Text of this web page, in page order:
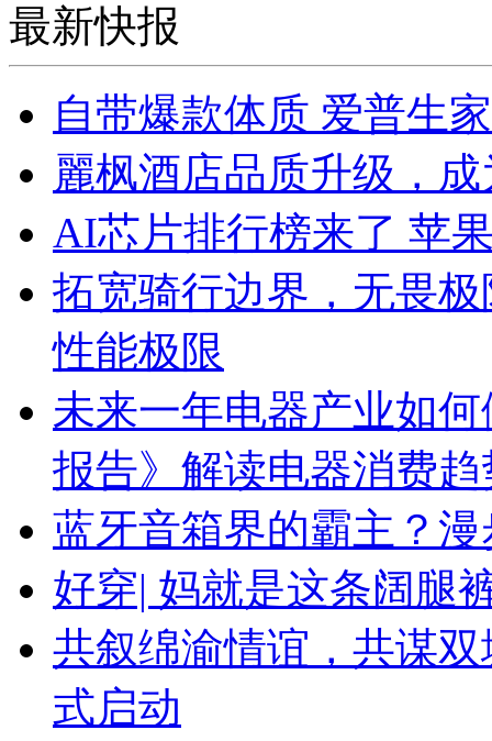
最新快报
自带爆款体质 爱普生
麗枫酒店品质升级，
AI芯片排行榜来了 苹
拓宽骑行边界，无畏
性能极限
未来一年电器产业如
报告》解读电器消费趋
蓝牙音箱界的霸主？
好穿| 妈就是这条阔腿
共叙绵渝情谊，共谋
式启动